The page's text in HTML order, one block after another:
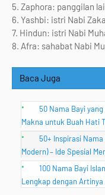
5. Zaphora: panggilan
6. Yashbi: istri Nabi
7. Hindun: istri Nabi
8. Afra: sahabat Nabi
Baca Juga
50 Nama Bayi
Makna untuk Buah Hati
50+ Inspirasi
Modern) – Ide Spesial
100 Nama Bayi
Lengkap dengan Artinya